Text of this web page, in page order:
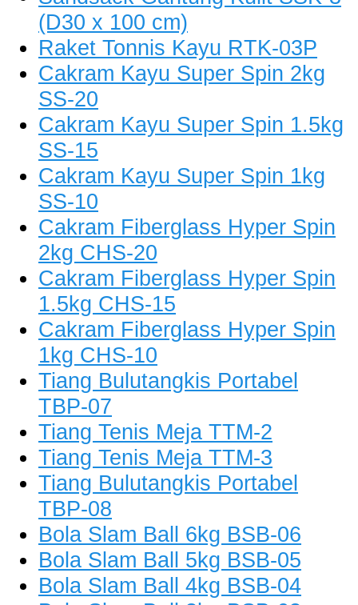
(D30 x 100 cm)
Raket Tonnis Kayu RTK-03P
Cakram Kayu Super Spin 2kg
SS-20
Cakram Kayu Super Spin 1.5kg
SS-15
Cakram Kayu Super Spin 1kg
SS-10
Cakram Fiberglass Hyper Spin
2kg CHS-20
Cakram Fiberglass Hyper Spin
1.5kg CHS-15
Cakram Fiberglass Hyper Spin
1kg CHS-10
Tiang Bulutangkis Portabel
TBP-07
Tiang Tenis Meja TTM-2
Tiang Tenis Meja TTM-3
Tiang Bulutangkis Portabel
TBP-08
Bola Slam Ball 6kg BSB-06
Bola Slam Ball 5kg BSB-05
Bola Slam Ball 4kg BSB-04